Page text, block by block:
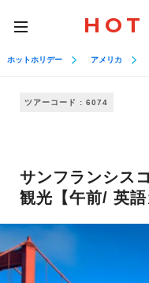
toggle
navigation
HOT
ホットホリデー アメリカ
ツアーコード : 6074
サンフランシス
観光【午前/ 英語